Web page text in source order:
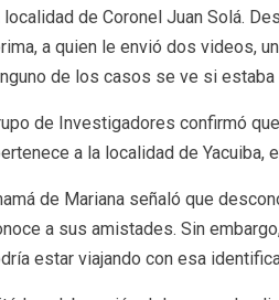
de Coronel Juan Solá.
a quien le envió dos videos,
de los casos se ve si estaba
de Investigadores confirmó
a la localidad de Yacuiba,
de Mariana señaló que
a sus amistades. Sin
estar viajando con esa